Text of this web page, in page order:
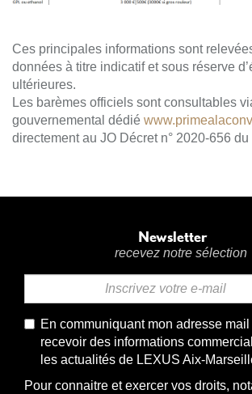
Ces principales informations sont
données à titre indicatif et sous réserve
ultérieures.
Les barèmes officiels sont consultables
gouvernemental dédié
directement au JO Décret n° 2020-656
Newsletter
recevez notre sélection
En communiquant mon adresse mail
recevoir des informations
les actualités de LEXUS Aix-
Pour connaitre et exercer vos droits,